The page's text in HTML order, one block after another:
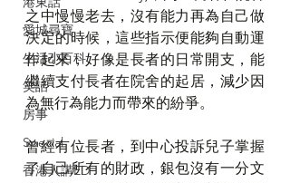
愛城尋寶
生活小百科
笑話
房事
Special
香港人講ED
之中慢慢老去，沒有能力再為自己做
決定的時候，這些指示便能夠自動運
作起來，好像是長者的日常開支，能
繼續支付長者在院舍的起居，減少因
為無行為能力而帶來的紛爭。
曾經有位長者，到中心投訴兒子掌握
了自己所有的財政，銀包沒有一分文